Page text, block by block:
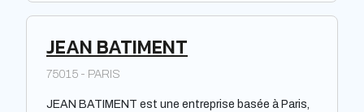
JEAN BATIMENT
75015 - PARIS
JEAN BATIMENT est une entreprise basée à Paris,